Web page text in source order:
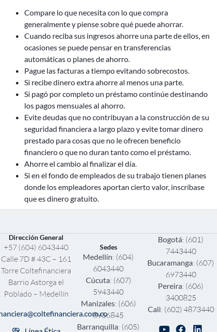
Compare lo que necesita con lo que compra
generalmente y piense sobre qué puede ahorrar.
Cuando reciba sus ingresos ahorre una parte de ellos, en
ocasiones se puede pensar en transferencias
automáticas o planes de ahorro.
Pague las facturas a tiempo evitando sobrecostos.
Si recibe dinero extra ahorre al menos una parte.
Si pagó por completo un préstamo continúe destinando
los pagos mensuales al ahorro.
Evite deudas que no contribuyan a la construcción de su
seguridad financiera a largo plazo y evite tomar dinero
prestado para cosas que no le ofrecen beneficio
financiero o que no duran tanto como el préstamo.
Ahorre el cambio al finalizar el día.
Si en el fondo de empleados de su trabajo tienen planes
donde los empleadores aportan cierto valor, inscríbase
que es dinero gratuito.
Dirección General
+57 (604) 6043440
Calle 7D # 43C – 161
Torre Coltefinanciera
Barrio Astorga el
Poblado – Medellín
Sedes
Medellín: (604)
6043440
Cúcuta: (607)
5943440
Manizales: (606)
8956845
Barranquilla: (605)
Bogotá: (601)
7443440
Bucaramanga: (607)
6973440
Pereira: (606)
3400825
Cali: (602) 4873440